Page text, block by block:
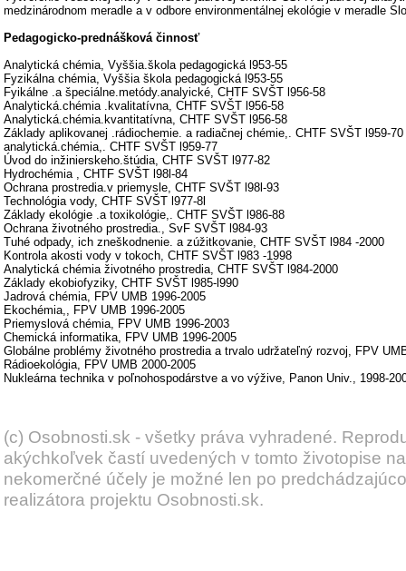
medzinárodnom meradle a v odbore environmentálnej ekológie v meradle
Pedagogicko-prednášková činnosť
Analytická chémia, Vyššia.škola pedagogická l953-55
Fyzikálna chémia, Vyššia škola pedagogická l953-55
Fyikálne .a špeciálne.metódy.analyické, CHTF SVŠT l956-58
Analytická.chémia .kvalitatívna, CHTF SVŠT l956-58
Analytická.chémia.kvantitatívna, CHTF SVŠT l956-58
Základy aplikovanej .rádiochemie. a radiačnej chémie,. CHTF SVŠT l959-70
analytická.chémia,. CHTF SVŠT l959-77
Úvod do inžinierskeho.štúdia, CHTF SVŠT l977-82
Hydrochémia , CHTF SVŠT l98l-84
Ochrana prostredia.v priemysle, CHTF SVŠT l98l-93
Technológia vody, CHTF SVŠT l977-8l
Základy ekológie .a toxikológie,. CHTF SVŠT l986-88
Ochrana životného prostredia., SvF SVŠT l984-93
Tuhé odpady, ich zneškodnenie. a zúžitkovanie, CHTF SVŠT l984 -2000
Kontrola akosti vody v tokoch, CHTF SVŠT l983 -1998
Analytická chémia životného prostredia, CHTF SVŠT l984-2000
Základy ekobiofyziky, CHTF SVŠT l985-l990
Jadrová chémia, FPV UMB 1996-2005
Ekochémia,, FPV UMB 1996-2005
Priemyslová chémia, FPV UMB 1996-2003
Chemická informatika, FPV UMB 1996-2005
Globálne problémy životného prostredia a trvalo udržateľný rozvoj, FPV
Rádioekológia, FPV UMB 2000-2005
Nukleárna technika v poľnohospodárstve a vo výžive, Panon Univ., 1998-
(c) Osobnosti.sk - všetky práva vyhradené.
akýchkoľvek častí uvedených v tomto životopise
nekomerčné účely je možné len po
realizátora projektu Osobnosti.sk.